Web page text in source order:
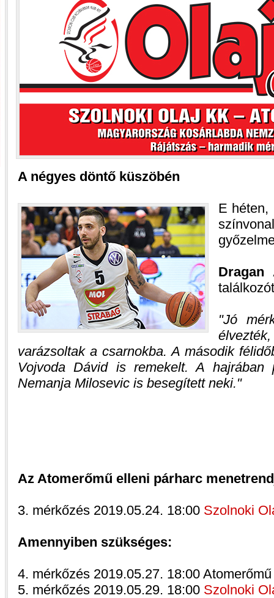
A négyes döntő küszöbén
E héten,
Dragan
Jó
varázsoltak a csarnokba. A második
Vojvoda Dávid is remekelt. A hajrában
Nemanja Milosevic is besegített neki.
Az Atomerőmű elleni párharc
3. mérkőzés 2019.05.24. 18:00 Szolnoki
Amennyiben szükséges:
4. mérkőzés 2019.05.27. 18:00
5. mérkőzés 2019.05.29. 18:00 Szolnoki